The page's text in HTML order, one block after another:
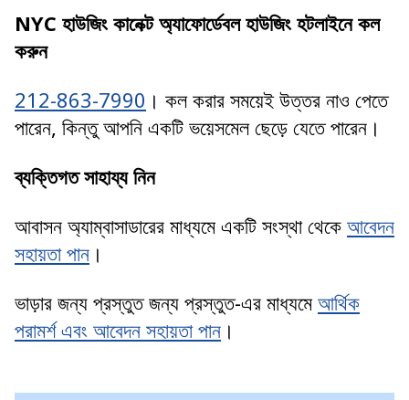
NYC হাউজিং কানেক্ট অ্যাফোর্ডেবল হাউজিং হটলাইনে কল
করুন
212-863-7990 । কল করার সময়েই উত্তর নাও পেতে
পারেন, কিন্তু আপনি একটি ভয়েসমেল ছেড়ে যেতে পারেন।
ব্যক্তিগত সাহায্য নিন
আবাসন অ্যাম্বাসাডারের মাধ্যমে একটি সংস্থা থেকে আবেদন
সহায়তা পান ।
ভাড়ার জন্য প্রস্তুত জন্য প্রস্তুত-এর মাধ্যমে আর্থিক
পরামর্শ এবং আবেদন সহায়তা পান ।